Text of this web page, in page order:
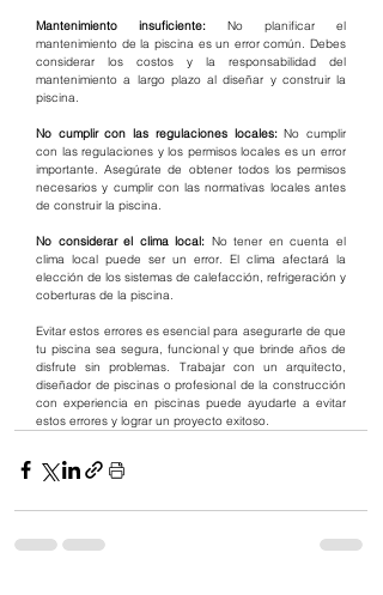
Mantenimiento insuficiente: No planificar el
mantenimiento de la piscina es un error común. Debes
considerar los costos y la responsabilidad del
mantenimiento a largo plazo al diseñar y construir la
piscina.
No cumplir con las regulaciones locales: No cumplir
con las regulaciones y los permisos locales es un error
importante. Asegúrate de obtener todos los permisos
necesarios y cumplir con las normativas locales antes
de construir la piscina.
No considerar el clima local: No tener en cuenta el
clima local puede ser un error. El clima afectará la
elección de los sistemas de calefacción, refrigeración y
coberturas de la piscina.
Evitar estos errores es esencial para asegurarte de que
tu piscina sea segura, funcional y que brinde años de
disfrute sin problemas. Trabajar con un arquitecto,
diseñador de piscinas o profesional de la construcción
con experiencia en piscinas puede ayudarte a evitar
estos errores y lograr un proyecto exitoso.